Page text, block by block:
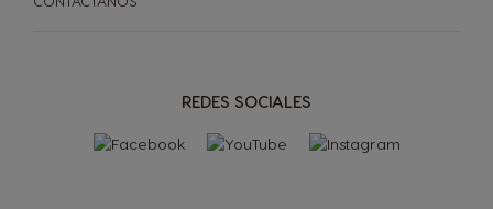
CÁPSULAS
CAFETERAS
REDES SOCIALES